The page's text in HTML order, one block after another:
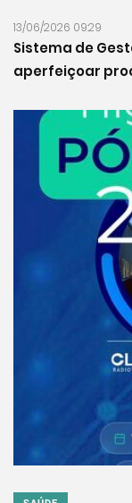
13/06/2026 09:29
Sistema de
aperfeiçoar